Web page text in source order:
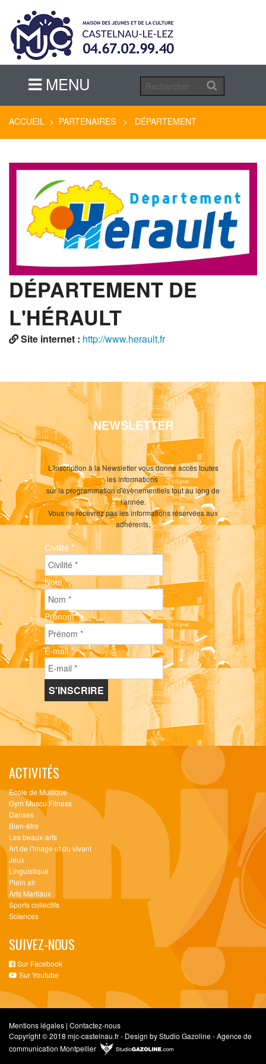
MENU
ACCUEIL > PARTENAIRES > DÉPARTEMENT
DÉPARTEMENT DE
L'HÉRAULT
Site internet : http://www.herault.fr
NEWSLETTER
L'inscription à la Newsletter vous donne accès toutes
les informations
sur la programmation d'évènementiels tout au long de
l'année.
Vous ne recevrez pas les informations réservées aux
adhérents.
Civilité *
Nom*
Prénom*
E-mail*
ACTIVITÉS
Ecole de Musique
Gym Muscu Fitness
Danses
Bien-être
Les beaux-arts
Art de l'image et du vivant
Jeux
Linguistique
Plein air
Arts Martiaux
Sports collectifs
Sciences
SUIVEZ-NOUS
Sur Facebook
Sur Youtube
Mentions légales | Contactez-nous
Copyright © 2018 mjc-castelnau.fr - Design by Studio Gazoline - Agence de
communication Montpellier